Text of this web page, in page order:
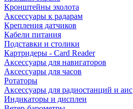
Кронштейны эхолота
Аксессуары к радарам
Крепления датчиков
Кабели питания
Подставки и столики
Картридеры - Card Reader
Аксессуары для навигаторов
Аксессуары для часов
Ротаторы
Аксессуары для радиостанций и аис
Индикаторы и дисплеи